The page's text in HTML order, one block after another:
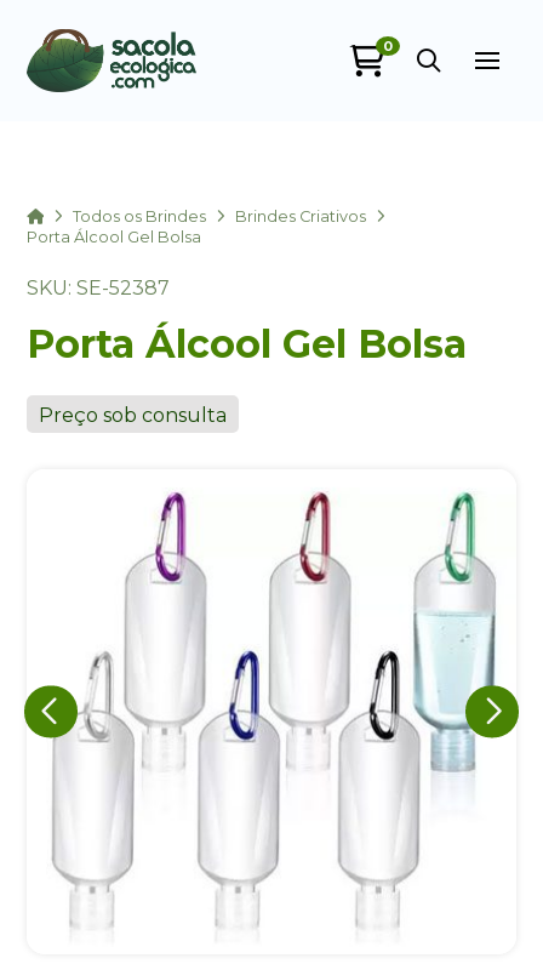
0
HomeTodos os Brindes
Brindes Criativos
Porta Álcool Gel Bolsa
SKU: SE-52387
Porta Álcool Gel Bolsa
Preço sob consulta
+55
Eu concordo em receber comunicações.
A nossa empresa está comprometida a proteger e respeitar
sua privacidade, utilizaremos seus dados apenas para fins
de marketing. Você pode alterar suas preferências a
qualquer momento.
Iniciar conversa